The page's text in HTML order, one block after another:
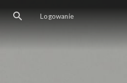
Logowanie